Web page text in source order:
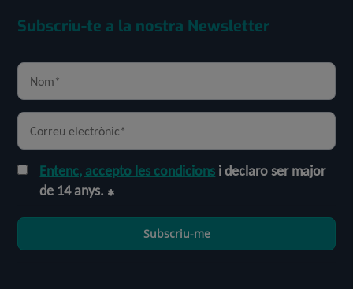
Subscriu-te a la nostra Newsletter
Entenc, accepto les condicions i declaro ser major
de 14 anys.
Subscriu-me